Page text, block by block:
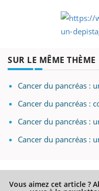
SUR LE MÊME THÈME
Cancer du pancréas :
Cancer du pancréas :
Cancer du pancréas :
Cancer du pancréas :
Vous aimez cet article ?